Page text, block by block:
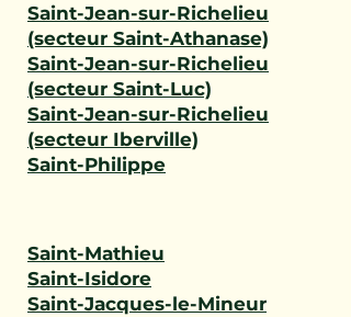
Saint-Jean-sur-Richelieu
(secteur Saint-Athanase)
Saint-Jean-sur-Richelieu
(secteur Saint-Luc)
Saint-Jean-sur-Richelieu
(secteur Iberville)
Saint-Philippe
Saint-Mathieu
Saint-Isidore
Saint-Jacques-le-Mineur